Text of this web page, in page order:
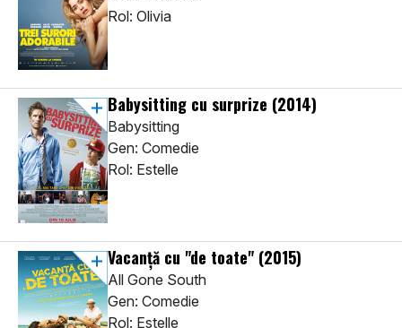
Rol: Olivia
Babysitting cu surprize (2014)
Babysitting
Gen: Comedie
Rol: Estelle
Vacanță cu "de toate" (2015)
All Gone South
Gen: Comedie
Rol: Estelle